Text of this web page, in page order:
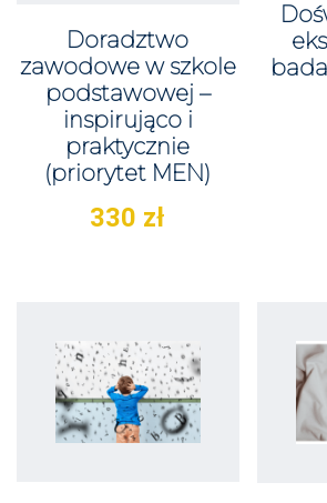
Doradztwo
zawodowe w szkole
podstawowej –
inspirująco i
praktycznie
(priorytet MEN)
330 zł